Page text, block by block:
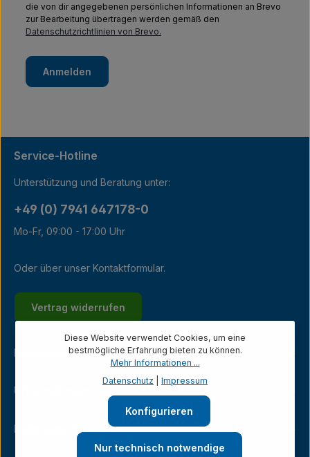
die von dir angegebenen persönlichen Informationen an Brevo
zur Bearbeitung übertragen werden gemäß den
Datenschutzrichtlinien von Brevo.
Anmelden
Service-Hotline
Unterstützung und Beratung unter:
+49 (0) 7941 647178-0
Mo-Fr, 09:00 - 17:00 Uhr
Oder über unser Kontaktformular.
Vertrag widerrufen
Kundenservice
Unternehmen
Ladengeschäft
Diese Website verwendet Cookies, um eine
bestmögliche Erfahrung bieten zu können.
Mehr Informationen ...
Datenschutz
Impressum
Nur technisch notwendige
Konfigurieren